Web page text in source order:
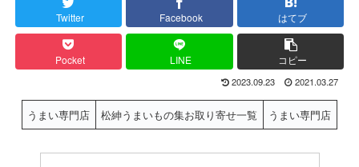
Twitter Facebook はてブ
Pocket LINE コピー
2023.09.23 2021.03.27
うまい専門店 松紳うまいもの集お取り寄せ一覧 うまい専門店